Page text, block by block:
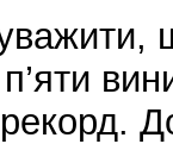
п’яти